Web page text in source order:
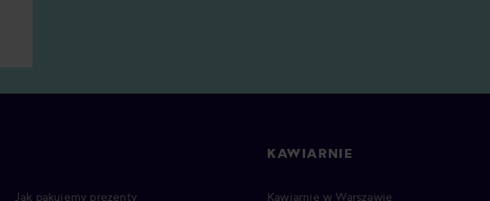
Jak pakujemy prezenty
KAWIARNIE
Kawiarnie w Warszawie